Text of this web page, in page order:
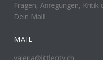
Fragen, Anregungen, Kritik
Dein Mail!
MAIL
valeria@littlecity.ch